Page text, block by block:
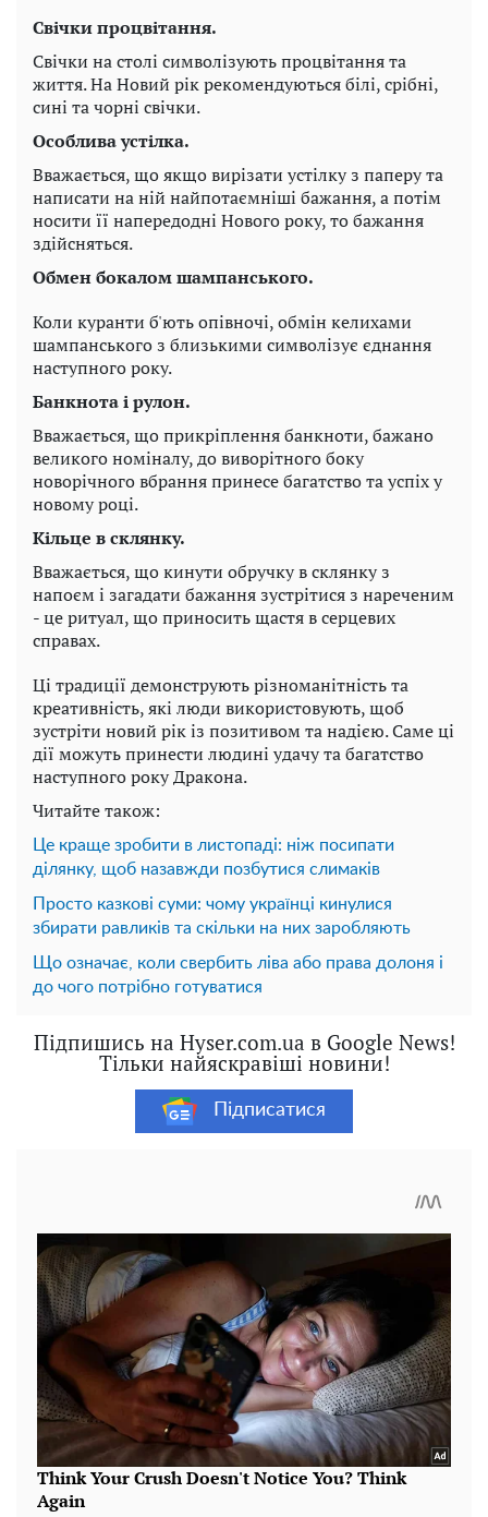
Свічки процвітання.
Свічки на столі символізують процвітання та
життя. На Новий рік рекомендуються білі, срібні,
сині та чорні свічки.
Особлива устілка.
Вважається, що якщо вирізати устілку з паперу та
написати на ній найпотаємніші бажання, а потім
носити її напередодні Нового року, то бажання
здійсняться.
Обмен бокалом шампанського.
Коли куранти б'ють опівночі, обмін келихами
шампанського з близькими символізує єднання
наступного року.
Банкнота і рулон.
Вважається, що прикріплення банкноти, бажано
великого номіналу, до виворітного боку
новорічного вбрання принесе багатство та успіх у
новому році.
Кільце в склянку.
Вважається, що кинути обручку в склянку з
напоєм і загадати бажання зустрітися з нареченим
- це ритуал, що приносить щастя в серцевих
справах.
Ці традиції демонструють різноманітність та
креативність, які люди використовують, щоб
зустріти новий рік із позитивом та надією. Саме ці
дії можуть принести людині удачу та багатство
наступного року Дракона.
Читайте також:
Це краще зробити в листопаді: ніж посипати
ділянку, щоб назавжди позбутися слимаків
Просто казкові суми: чому українці кинулися
збирати равликів та скільки на них заробляють
Що означає, коли свербить ліва або права долоня і
до чого потрібно готуватися
Підпишись на Hyser.com.ua в Google News!
Тільки найяскравіші новини!
Підписатися